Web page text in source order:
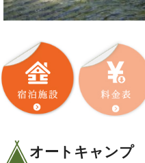
オートキャンプ